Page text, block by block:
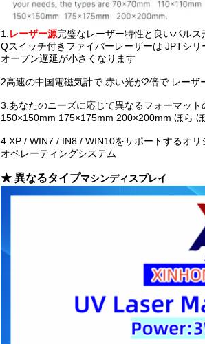
1. レーザー源完璧なレーザー特性と良いパルス
Qスイッチ付きファイバーレーザーは JPTシ
オープン遅延が小さくなります
2高速の中国電磁気計で 赤い光が2倍で レーザ
3.あなたのニーズに応じて異なるフォーマッ
150×150mm 175×175mm 200×200mm ほら
4.XP / WIN7 / IN8 / WIN10をサポートするオ
オペレーティングシステム
★ 異なるタイプマシンディスプレイ